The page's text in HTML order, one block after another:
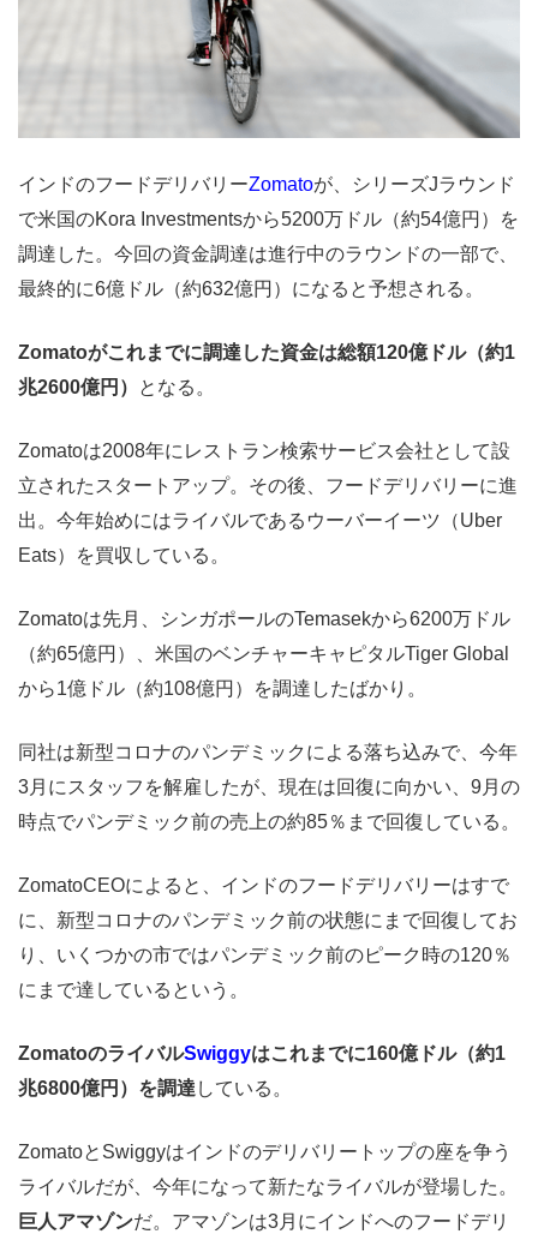
インドのフードデリバリーZomatoが、シリーズJラウンド
で米国のKora Investmentsから5200万ドル（約54億円）を
調達した。今回の資金調達は進行中のラウンドの一部で、
最終的に6億ドル（約632億円）になると予想される。
Zomatoがこれまでに調達した資金は総額120億ドル（約1
兆2600億円）
となる。
Zomatoは2008年にレストラン検索サービス会社として設
立されたスタートアップ。その後、フードデリバリーに進
出。今年始めにはライバルであるウーバーイーツ（Uber
Eats）を買収している。
Zomatoは先月、シンガポールのTemasekから6200万ドル
（約65億円）、米国のベンチャーキャピタルTiger Global
から1億ドル（約108億円）を調達したばかり。
同社は新型コロナのパンデミックによる落ち込みで、今年
3月にスタッフを解雇したが、現在は回復に向かい、9月の
時点でパンデミック前の売上の約85％まで回復している。
ZomatoCEOによると、インドのフードデリバリーはすで
に、新型コロナのパンデミック前の状態にまで回復してお
り、いくつかの市ではパンデミック前のピーク時の120％
にまで達しているという。
ZomatoのライバルSwiggyはこれまでに160億ドル（約1
兆6800億円）を調達 している。
ZomatoとSwiggyはインドのデリバリートップの座を争う
ライバルだが、今年になって新たなライバルが登場した。
巨人アマゾンだ。アマゾンは3月にインドへのフードデリ